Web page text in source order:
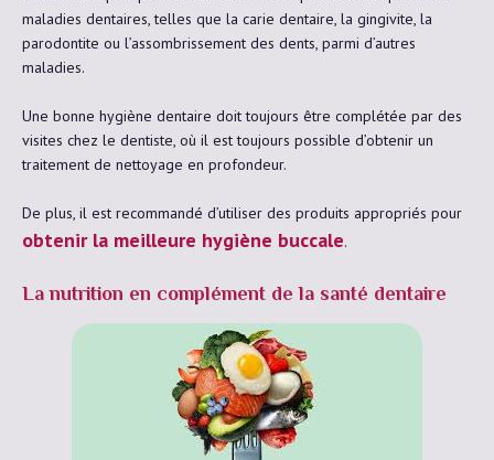
maladies dentaires, telles que la carie dentaire, la gingivite, la
parodontite ou l’assombrissement des dents, parmi d’autres
maladies.
Une bonne hygiène dentaire doit toujours être complétée par des
visites chez le dentiste, où il est toujours possible d’obtenir un
traitement de nettoyage en profondeur.
De plus, il est recommandé d’utiliser des produits appropriés pour
obtenir la meilleure hygiène buccale.
La nutrition en complément de la santé dentaire